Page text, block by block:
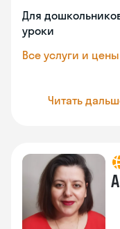
Для
уроки
Все услуги и цены
Читать